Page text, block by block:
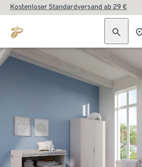
Kostenloser Standardversand ab 29 €